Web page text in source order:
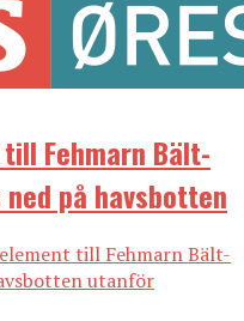
Fehmarn Bält-
på havsbotten
till Fehmarn Bält-
utanför